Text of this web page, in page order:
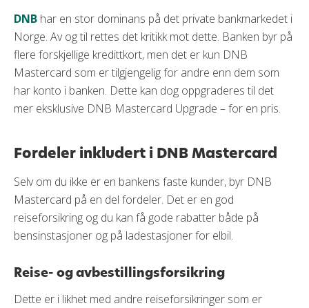
DNB har en stor dominans på det private bankmarkedet i
Norge. Av og til rettes det kritikk mot dette. Banken byr på
flere forskjellige kredittkort, men det er kun DNB
Mastercard som er tilgjengelig for andre enn dem som
har konto i banken. Dette kan dog oppgraderes til det
mer eksklusive DNB Mastercard Upgrade – for en pris.
Fordeler inkludert i DNB Mastercard
Selv om du ikke er en bankens faste kunder, byr DNB
Mastercard på en del fordeler. Det er en god
reiseforsikring og du kan få gode rabatter både på
bensinstasjoner og på ladestasjoner for elbil.
Reise- og avbestillingsforsikring
Dette er i likhet med andre reiseforsikringer som er